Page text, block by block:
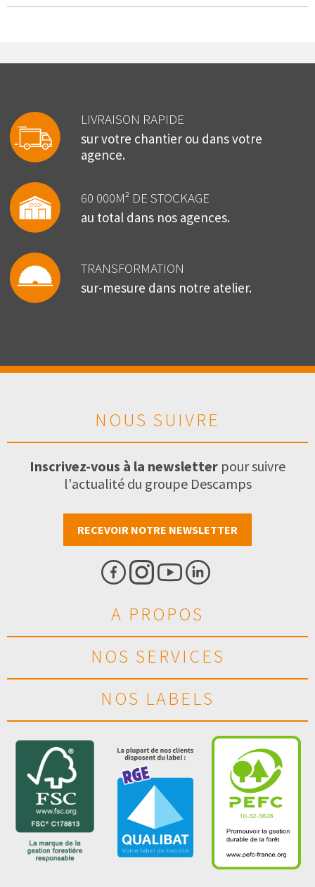
LIVRAISON RAPIDE
sur votre chantier ou dans votre
agence.
60 000M² DE STOCKAGE
au total dans nos agences.
TRANSFORMATION
sur-mesure dans notre atelier.
NOUS SUIVRE
Inscrivez-vous à la newsletter pour suivre
l'actualité du groupe Descamps
RECEVOIR NOTRE NEWSLETTER
A PROPOS
NOS SERVICES
NOS LABELS